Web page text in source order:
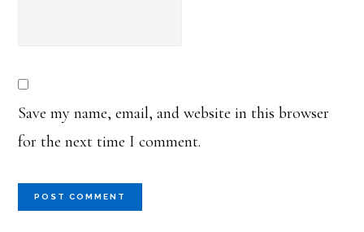
Save my name, email, and website in this browser
for the next time I comment.